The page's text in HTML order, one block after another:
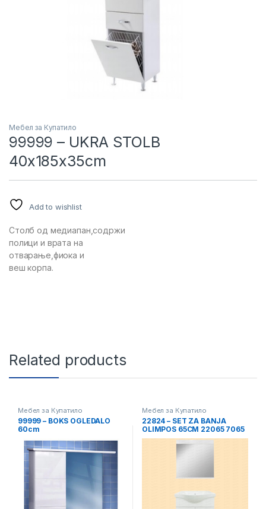
Мебел за Купатило
99999 – UKRA STOLB
40x185x35cm
Add to wishlist
Столб од медиапан,содржи
полици и врата на
отварање,фиока и
веш корпа.
Related products
Мебел за Купатило
99999 – BOKS OGLEDALO
60cm
Мебел за Купатило
22824 – SET ZA BANJA
OLIMPOS 65CM 22065 7065
BEL